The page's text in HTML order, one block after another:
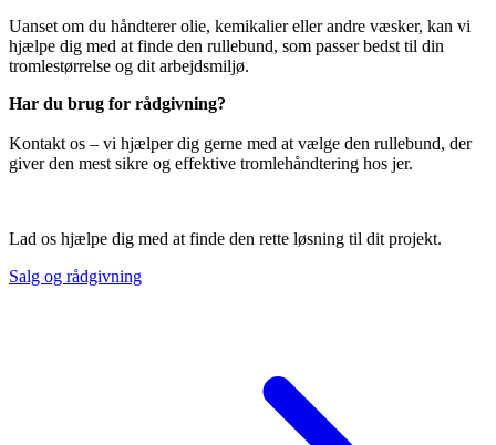
Uanset om du håndterer olie, kemikalier eller andre væsker, kan vi
hjælpe dig med at finde den rullebund, som passer bedst til din
tromlestørrelse og dit arbejdsmiljø.
Har du brug for rådgivning?
Kontakt os – vi hjælper dig gerne med at vælge den rullebund, der
giver den mest sikre og effektive tromlehåndtering hos jer.
Lad os hjælpe dig med at finde den rette løsning til dit projekt.
Salg og rådgivning